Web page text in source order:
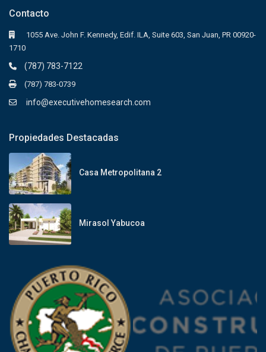
Contacto
1055 Ave. John F. Kennedy, Edif. ILA, Suite 603, San Juan, PR 00920-
1710
(787) 783-7122
(787) 783-0739
info@executivehomesearch.com
Propiedades Destacadas
Casa Metropolitana 2
Mirasol Yabucoa